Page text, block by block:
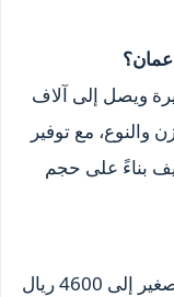
الصغيرة ويصل إلى آلاف
والنوع، مع توفير
بناءً على حجم
تتراوح التكاليف من 40 ريال لكرتون صغير إلى 4600 ريال